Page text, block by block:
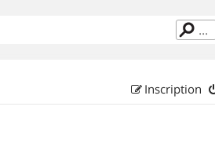
Inscription